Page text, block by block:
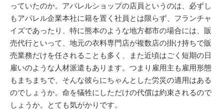
っていたのか。アパレルショップの店員というのは、必ずし
もアパレル企業本社に籍を置く社員とは限らず、フランチャ
イズであったり、特に熊本のような地方都市の場合には、販
売代行といって、地元の衣料専門店が複数店の掛け持ちで販
売業務だけを任されることも多く、また近頃はごく短期の日
雇いのような人材派遣もあります。つまり雇用主も雇用形態
もまちまちで、そんな彼らにちゃんとした労災の適用はある
のでしょうか。命を犠牲にしただけの代償は約束されるので
しょうか。とても気がかりです。